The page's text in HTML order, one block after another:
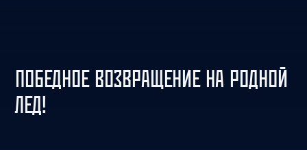
ПОБЕДНОЕ ВОЗВРАЩЕНИЕ НА РОДНОЙ
ЛЕД!